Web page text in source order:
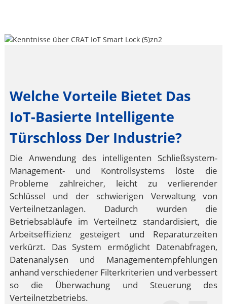
Welche Vorteile Bietet Das
IoT-Basierte Intelligente
Türschloss Der Industrie?
Die Anwendung des intelligenten Schließsystem-
Management- und Kontrollsystems löste die
Probleme zahlreicher, leicht zu verlierender
Schlüssel und der schwierigen Verwaltung von
Verteilnetzanlagen. Dadurch wurden die
Betriebsabläufe im Verteilnetz standardisiert, die
Arbeitseffizienz gesteigert und Reparaturzeiten
verkürzt. Das System ermöglicht Datenabfragen,
Datenanalysen und Managementempfehlungen
anhand verschiedener Filterkriterien und verbessert
so die Überwachung und Steuerung des
Verteilnetzbetriebs.